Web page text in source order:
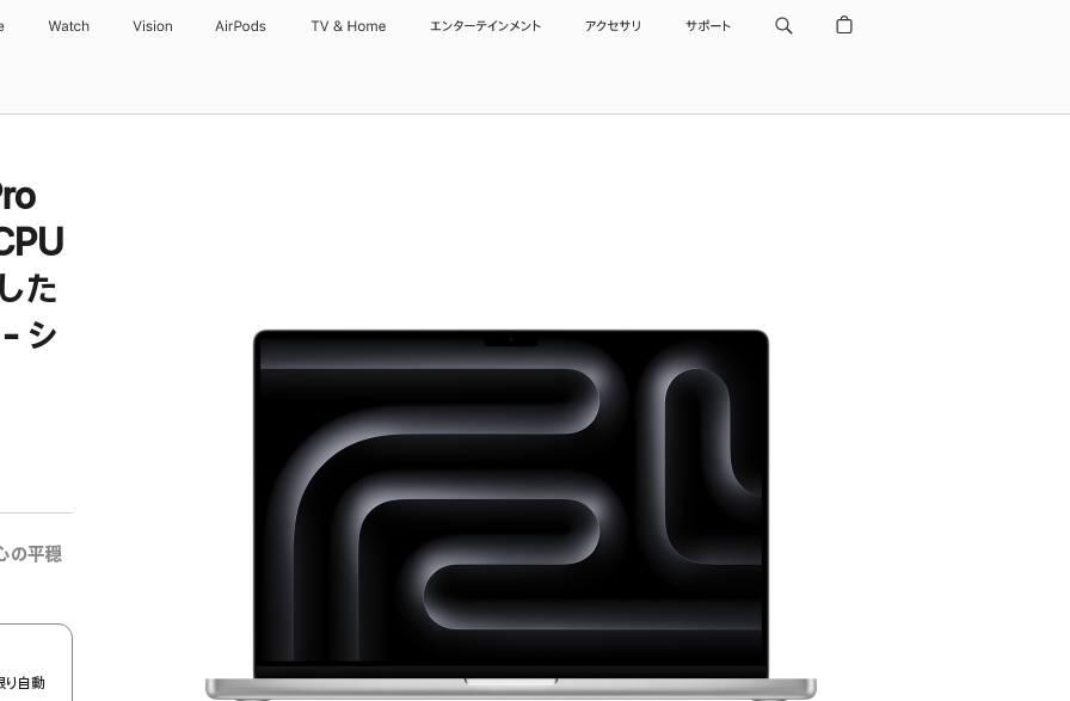
Watch Vision AirPods TV & Home エンターテインメント アクセサリ サポート
た
シ
の平穏
り自動